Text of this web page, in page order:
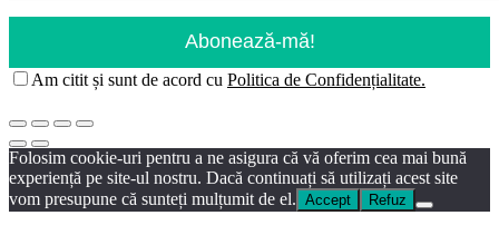
Am citit și sunt de acord cu Politica de Confidențialitate.
Folosim cookie-uri pentru a ne asigura că vă oferim cea mai bună
experiență pe site-ul nostru. Dacă continuați să utilizați acest site
vom presupune că sunteți mulțumit de el. Accept Refuz